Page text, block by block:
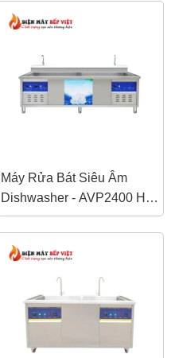
Máy Rửa Bát Siêu Âm
Dishwasher - AVP2400 HAI
BỒN (RỬA và TRÁNG)